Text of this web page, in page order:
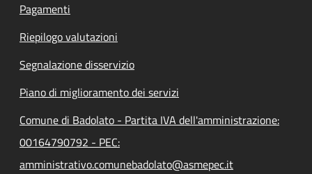
Pagamenti
Riepilogo valutazioni
Segnalazione disservizio
Piano di miglioramento dei servizi
Comune di Badolato - Partita IVA dell'amministrazione:
00164790792 - PEC:
amministrativo.comunebadolato@asmepec.it